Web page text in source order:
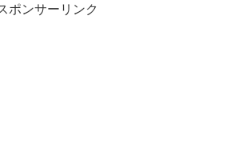
ポンサーリンク